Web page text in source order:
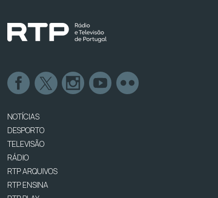
NOTÍCIAS
DESPORTO
TELEVISÃO
RÁDIO
RTP ARQUIVOS
RTP ENSINA